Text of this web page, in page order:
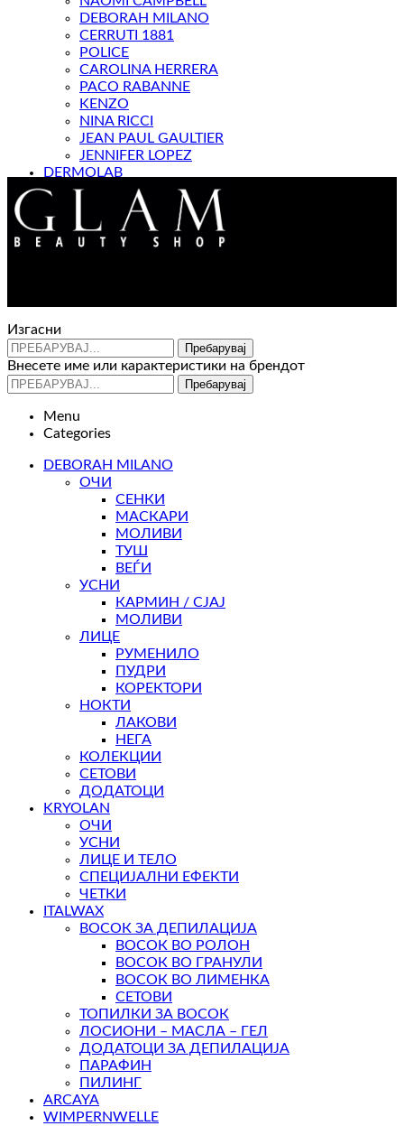
DEBORAH MILANO
CERRUTI 1881
POLICE
CAROLINA HERRERA
PACO RABANNE
KENZO
NINA RICCI
JEAN PAUL GAULTIER
JENNIFER LOPEZ
DERMOLAB
МАГАЗИН
Изгасни
Пребарувај
Внесете име или карактеристики на брендот
Пребарувај
Menu
Categories
DEBORAH MILANO
ОЧИ
СЕНКИ
МАСКАРИ
МОЛИВИ
ТУШ
ВЕЃИ
УСНИ
КАРМИН / СЈАЈ
МОЛИВИ
ЛИЦЕ
РУМЕНИЛО
ПУДРИ
КОРЕКТОРИ
НОКТИ
ЛАКОВИ
НЕГА
КОЛЕКЦИИ
СЕТОВИ
ДОДАТОЦИ
KRYOLAN
ОЧИ
УСНИ
ЛИЦЕ И ТЕЛО
СПЕЦИЈАЛНИ ЕФЕКТИ
ЧЕТКИ
ITALWAX
ВОСОК ЗА ДЕПИЛАЦИЈА
ВОСОК ВО РОЛОН
ВОСОК ВО ГРАНУЛИ
ВОСОК ВО ЛИМЕНКА
СЕТОВИ
ТОПИЛКИ ЗА ВОСОК
ЛОСИОНИ – МАСЛА – ГЕЛ
ДОДАТОЦИ ЗА ДЕПИЛАЦИЈА
ПАРАФИН
ПИЛИНГ
ARCAYA
WIMPERNWELLE